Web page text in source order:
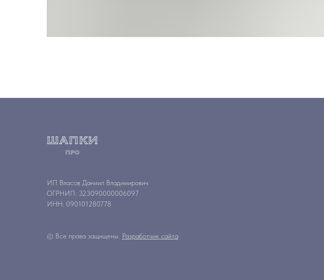
ИП Власов Даниил Владимирович
ОГРНИП: 323090000006097
ИНН: 090101280778
© Все права защищены. Разработчик сайта